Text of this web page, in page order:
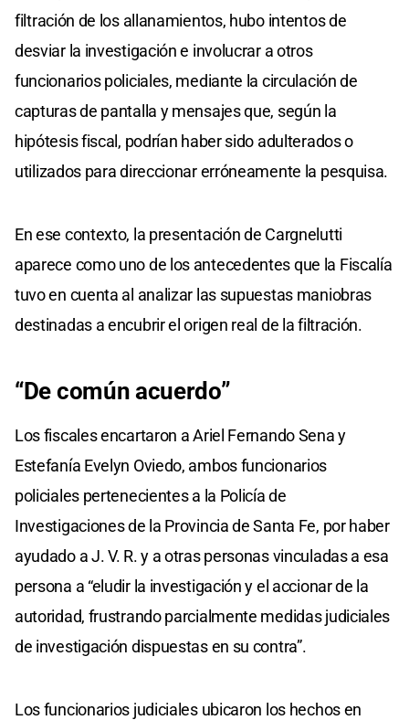
filtración de los allanamientos, hubo intentos de
desviar la investigación e involucrar a otros
funcionarios policiales, mediante la circulación de
capturas de pantalla y mensajes que, según la
hipótesis fiscal, podrían haber sido adulterados o
utilizados para direccionar erróneamente la pesquisa.
En ese contexto, la presentación de Cargnelutti
aparece como uno de los antecedentes que la Fiscalía
tuvo en cuenta al analizar las supuestas maniobras
destinadas a encubrir el origen real de la filtración.
“De común acuerdo”
Los fiscales encartaron a Ariel Fernando Sena y
Estefanía Evelyn Oviedo, ambos funcionarios
policiales pertenecientes a la Policía de
Investigaciones de la Provincia de Santa Fe, por haber
ayudado a J. V. R. y a otras personas vinculadas a esa
persona a “eludir la investigación y el accionar de la
autoridad, frustrando parcialmente medidas judiciales
de investigación dispuestas en su contra”.
Los funcionarios judiciales ubicaron los hechos en